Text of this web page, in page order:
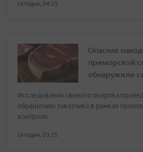
сегодня, 04:25
Опасная
приморской
обнаружили
Исследования свиного окорока
обращению заказчика в рамках
контроля
сегодня, 03:25